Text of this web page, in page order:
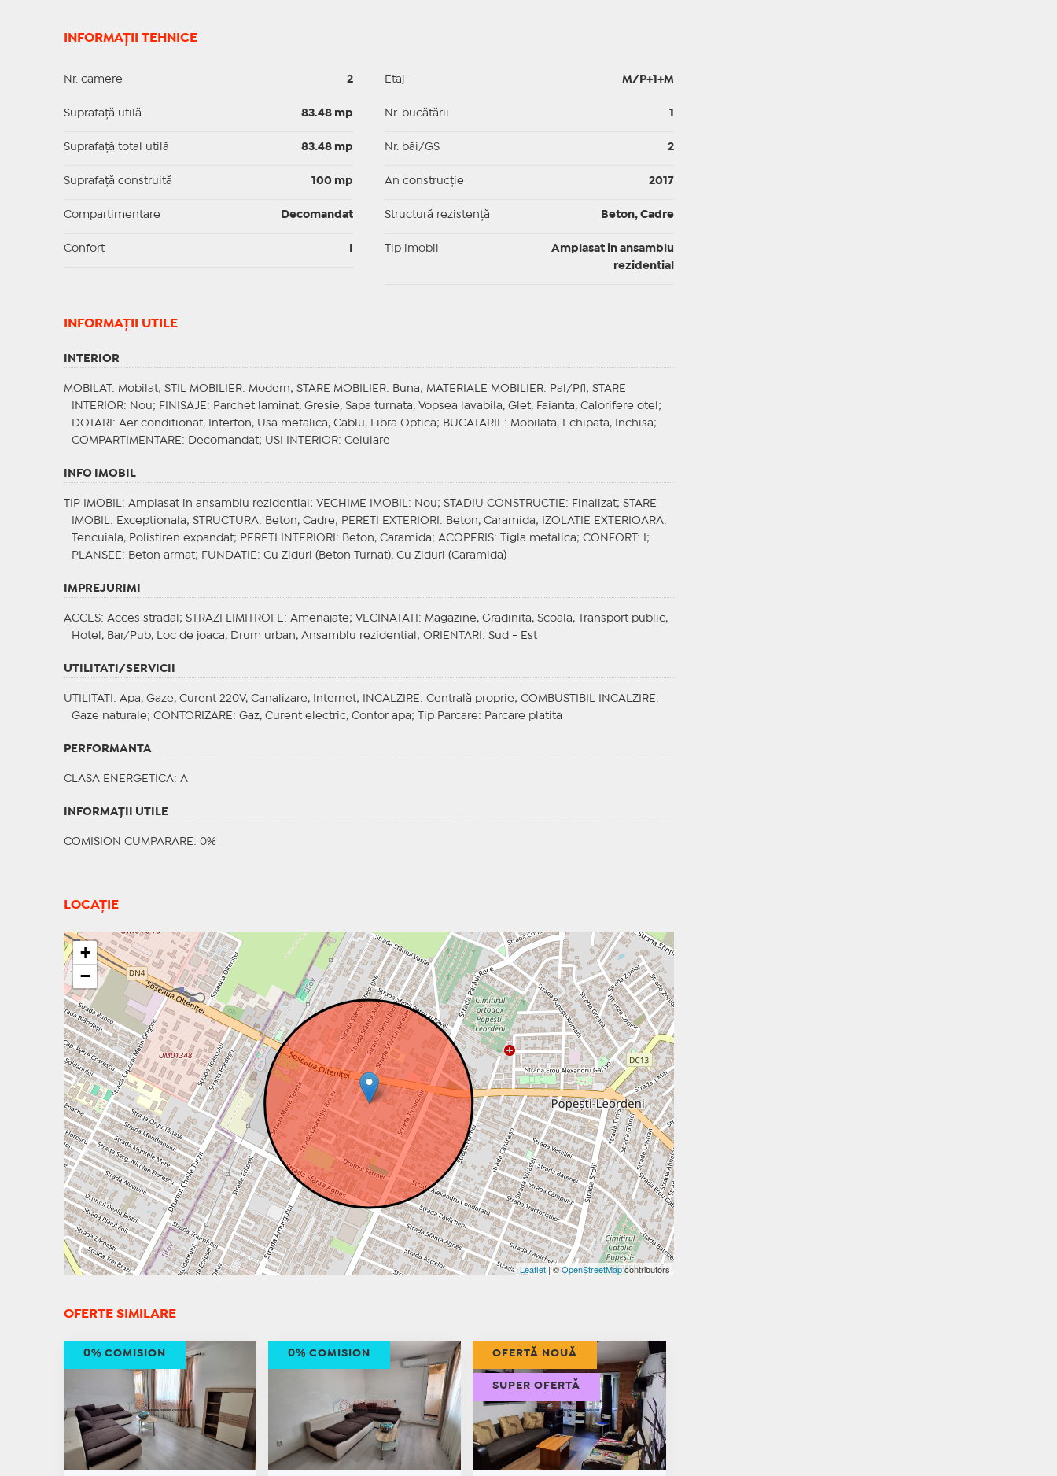
INFORMAȚII TEHNICE
Nr. camere 2
Suprafaţă utilă 83.48 mp
Suprafaţă total utilă 83.48 mp
Suprafaţă construită 100 mp
Compartimentare Decomandat
Confort
Etaj M/P+1+M
Nr. bucătării
Nr. băi/GS 2
An construcție 2017
Structură rezistență Beton, Cadre
Tip imobil
Amplasat in ansamblu
rezidential
INFORMAŢII UTILE
INTERIOR
MOBILAT : Mobilat; STIL MOBILIER: Modern; STARE MOBILIER: Buna; MATERIALE MOBILIER: Pal/Pfl; STARE
INTERIOR: Nou; FINISAJE : Parchet laminat, Gresie, Sapa turnata, Vopsea lavabila, Glet, Faianta, Calorifere otel;
DOTARI : Aer conditionat, Interfon, Usa metalica, Cablu, Fibra Optica; BUCATARIE : Mobilata, Echipata, Inchisa;
COMPARTIMENTARE : Decomandat; USI INTERIOR: Celulare
INFO IMOBIL
TIP IMOBIL : Amplasat in ansamblu rezidential; VECHIME IMOBIL : Nou; STADIU CONSTRUCTIE : Finalizat; STARE
IMOBIL
: Exceptionala; STRUCTURA: Beton, Cadre; PERETI EXTERIORI : Beton, Caramida; IZOLATIE EXTERIOARA:
Tencuiala, Polistiren expandat; PERETI INTERIORI : Beton, Caramida; ACOPERIS: Tigla metalica; CONFORT
: I;
PLANSEE : Beton armat; FUNDATIE : Cu Ziduri (Beton Turnat), Cu Ziduri (Caramida)
IMPREJURIMI
ACCES: Acces stradal; STRAZI LIMITROFE : Amenajate; VECINATATI
: Magazine, Gradinita, Scoala, Transport public,
Hotel, Bar/Pub, Loc de joaca, Drum urban, Ansamblu rezidential; ORIENTARI : Sud - Est
UTILITATI/SERVICII
UTILITATI : Apa, Gaze, Curent 220V, Canalizare, Internet; INCALZIRE : Centrală proprie; COMBUSTIBIL INCALZIRE :
Gaze naturale; CONTORIZARE : Gaz, Curent electric, Contor apa; Tip Parcare: Parcare platita
PERFORMANTA
CLASA ENERGETICA: A
INFORMAŢII UTILE
COMISION CUMPARARE: 0%
LOCAȚIE
+
−
Leaflet| ©OpenStreetMapcontributors
OFERTE SIMILARE
0% COMISION 0% COMISION OFERTĂ NOUĂ
SUPER OFERTĂ